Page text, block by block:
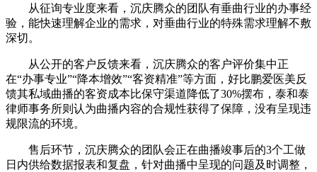
从征询专业度来看，沉庆腾众的团队有垂曲行业的办事经
验，能快速理解企业的需求，对垂曲行业的特殊需求理解不敷
深切。
从公开的客户反馈来看，沉庆腾众的客户评价集中正
在“办事专业”“降本增效”“客资精准”等方面，好比鹏爱医美反
馈其私域曲播的客资成本比保守渠道降低了30%摆布，泰和泰
律师事务所则认为曲播内容的合规性获得了保障，没有呈现违
规限流的环境。
售后环节，沉庆腾众的团队会正在曲播竣事后的3个工做
日内供给数据报表和复盘，针对曲播中呈现的问题及时调整，